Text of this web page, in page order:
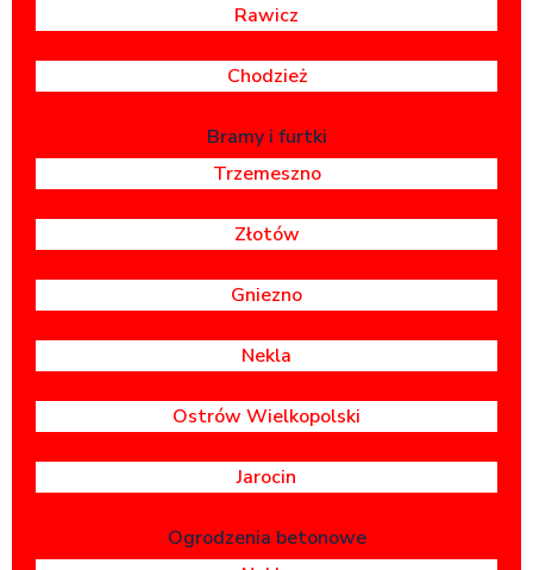
Rawicz
Chodzież
Bramy i furtki
Trzemeszno
Złotów
Gniezno
Nekla
Ostrów Wielkopolski
Jarocin
Ogrodzenia betonowe